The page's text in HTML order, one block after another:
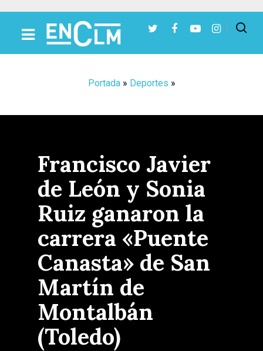
Portada» Deportes »
Francisco Javier
de León y Sonia
Ruiz ganaron la
carrera «Puente
Canasta» de San
Martín de
Montalbán
(Toledo)